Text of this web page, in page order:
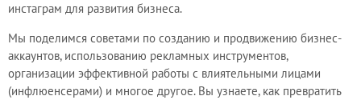
инстаграм для развития бизнеса.
Мы поделимся советами по созданию и продвижению бизнес-
аккаунтов, использованию рекламных инструментов,
организации эффективной работы с влиятельными лицами
(инфлюенсерами) и многое другое. Вы узнаете, как превратить